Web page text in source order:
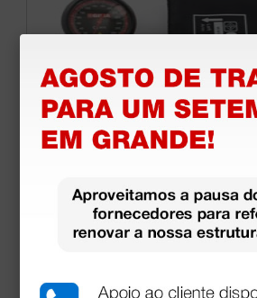
Esfigmomanómetro aneróide de
preto
20,97 €23,30 €